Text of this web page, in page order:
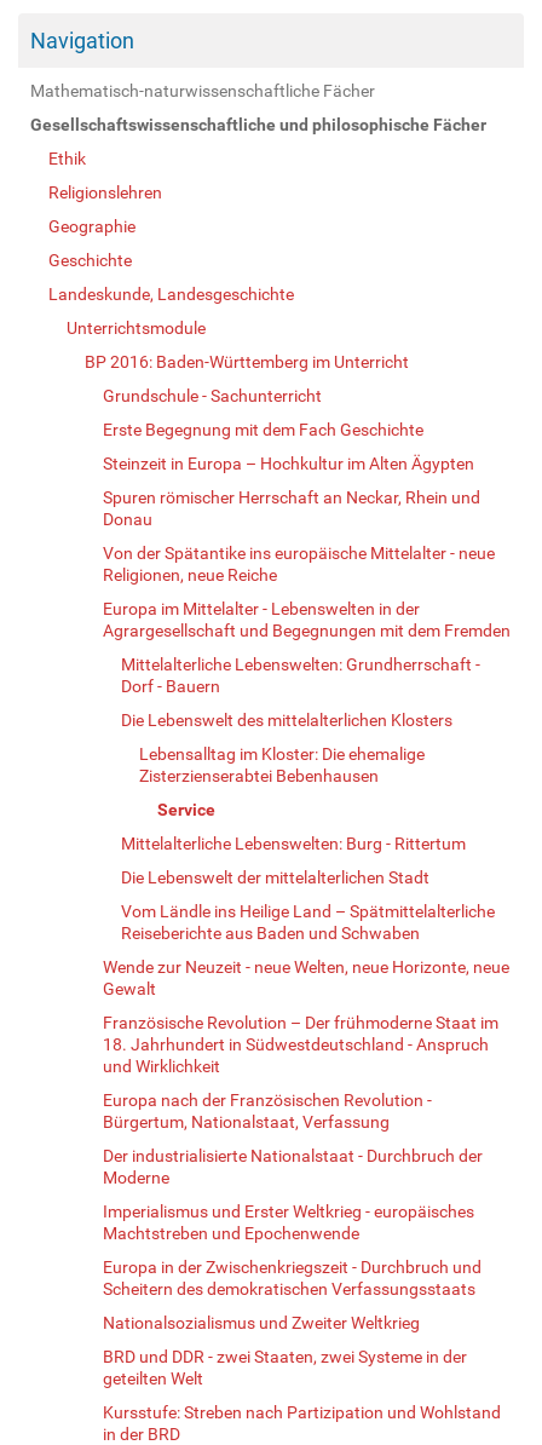
Navigation
Mathematisch-naturwissenschaftliche Fächer
Gesellschaftswissenschaftliche und philosophische Fächer
Ethik
Religionslehren
Geographie
Geschichte
Landeskunde, Landesgeschichte
Unterrichtsmodule
BP 2016: Baden-Württemberg im Unterricht
Grundschule - Sachunterricht
Erste Begegnung mit dem Fach Geschichte
Steinzeit in Europa – Hochkultur im Alten Ägypten
Spuren römischer Herrschaft an Neckar, Rhein und
Donau
Von der Spätantike ins europäische Mittelalter - neue
Religionen, neue Reiche
Europa im Mittelalter - Lebenswelten in der
Agrargesellschaft und Begegnungen mit dem Fremden
Mittelalterliche Lebenswelten: Grundherrschaft -
Dorf - Bauern
Die Lebenswelt des mittelalterlichen Klosters
Lebensalltag im Kloster: Die ehemalige
Zisterzienserabtei Bebenhausen
Service
Mittelalterliche Lebenswelten: Burg - Rittertum
Die Lebenswelt der mittelalterlichen Stadt
Vom Ländle ins Heilige Land – Spätmittelalterliche
Reiseberichte aus Baden und Schwaben
Wende zur Neuzeit - neue Welten, neue Horizonte, neue
Gewalt
Französische Revolution – Der frühmoderne Staat im
18. Jahrhundert in Südwestdeutschland - Anspruch
und Wirklichkeit
Europa nach der Französischen Revolution -
Bürgertum, Nationalstaat, Verfassung
Der industrialisierte Nationalstaat - Durchbruch der
Moderne
Imperialismus und Erster Weltkrieg - europäisches
Machtstreben und Epochenwende
Europa in der Zwischenkriegszeit - Durchbruch und
Scheitern des demokratischen Verfassungsstaats
Nationalsozialismus und Zweiter Weltkrieg
BRD und DDR - zwei Staaten, zwei Systeme in der
geteilten Welt
Kursstufe: Streben nach Partizipation und Wohlstand
in der BRD